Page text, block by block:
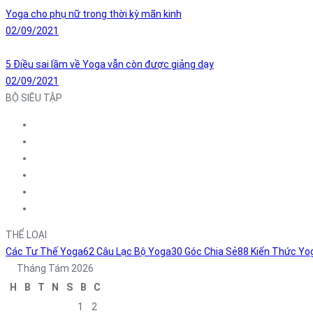
Yoga cho phụ nữ trong thời kỳ mãn kinh
02/09/2021
5 Điều sai lầm về Yoga vẫn còn được giảng dạy
02/09/2021
BỘ SIÊU TẬP
THỂ LOẠI
Các Tư Thế Yoga62 Câu Lạc Bộ Yoga30 Góc Chia Sẻ88 Kiến Thức
Tháng Tám 2026
H
B T N S B
C
1
2